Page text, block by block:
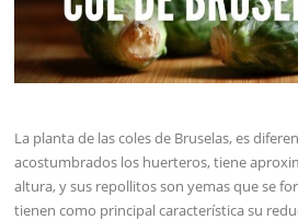
La planta de las coles de Bruselas, es
acostumbrados los huerteros, tiene
altura, y sus repollitos son yemas que se
tienen como principal característica su